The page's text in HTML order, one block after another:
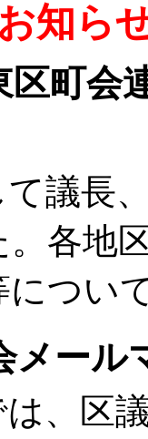
知ら
区町会
議長
各地
つい
メール
、区